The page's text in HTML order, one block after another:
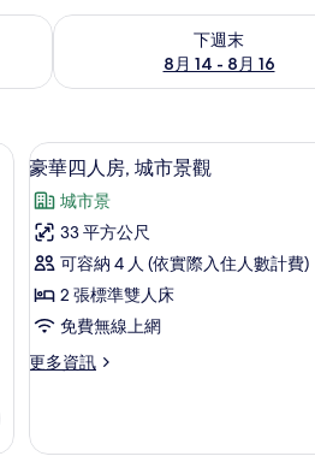
況
下週末
8月 14 - 8月 16
查看下週末 (8月 14 - 8月 16)
顯
示
豪
華
四
人
城
景
豪華
2
豪華四人房, 城市景觀
城市景
33 平方公尺
可容納 4 人 (依實際入住人數計費)
2 張標準雙人床
免費無線上網
更多資訊
更
四